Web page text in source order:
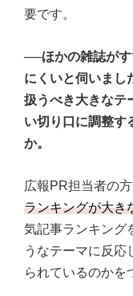
要です。
──ほかの雑誌が
にくいと伺いまし
扱うべき大きなテ
い切り口に調整す
か。
広報PR担当者の
ランキングが大き
気記事ランキング
うなテーマに反応
られているのかを